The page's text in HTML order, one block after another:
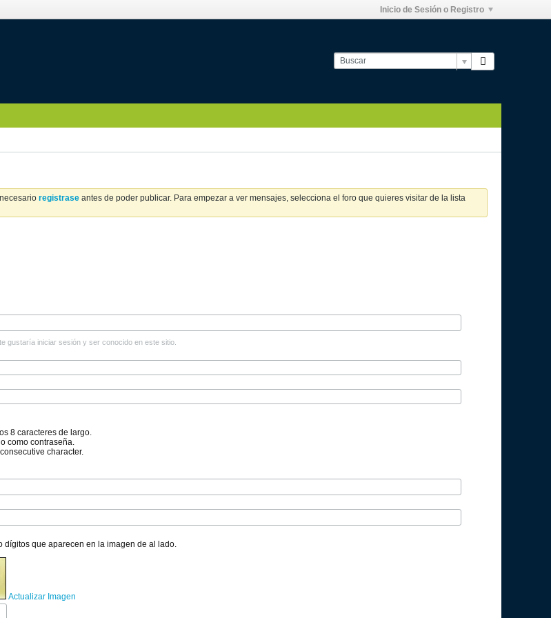
Inicio de Sesión o Registro
registrase antes de poder publicar. Para empezar a ver mensajes, selecciona el foro que quieres visitar de la lista
gustaría iniciar sesión y ser conocido en este sitio.
8 caracteres de largo.
como contraseña.
character.
dígitos que aparecen en la imagen de al lado.
Actualizar Imagen